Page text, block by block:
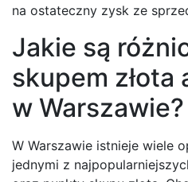
na ostateczny zysk ze
Jakie są
skupem złota
w Warszawie?
W Warszawie istnieje wiele
jednymi z